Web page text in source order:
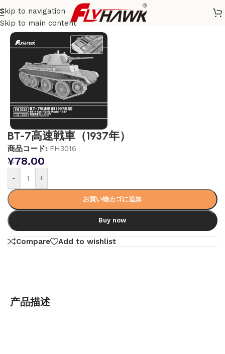
Skip to navigation
Skip to main content
ホーム/戦車モデル
BT-7高速戦車（1937年）
商品コード: FH3016
¥78.00
- +
お買い物カゴに追加
Buy now
Compare Add to wishlist
产品描述